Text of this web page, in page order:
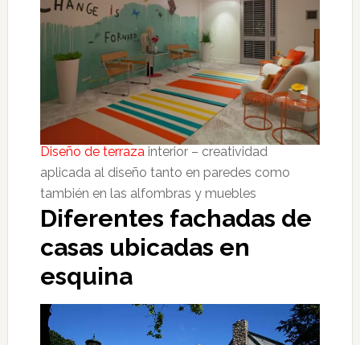
Diseño de terrazainterior – creatividad
aplicada al diseño tanto en paredes como
también en las alfombras y muebles
Diferentes fachadas de
casas ubicadas en
esquina